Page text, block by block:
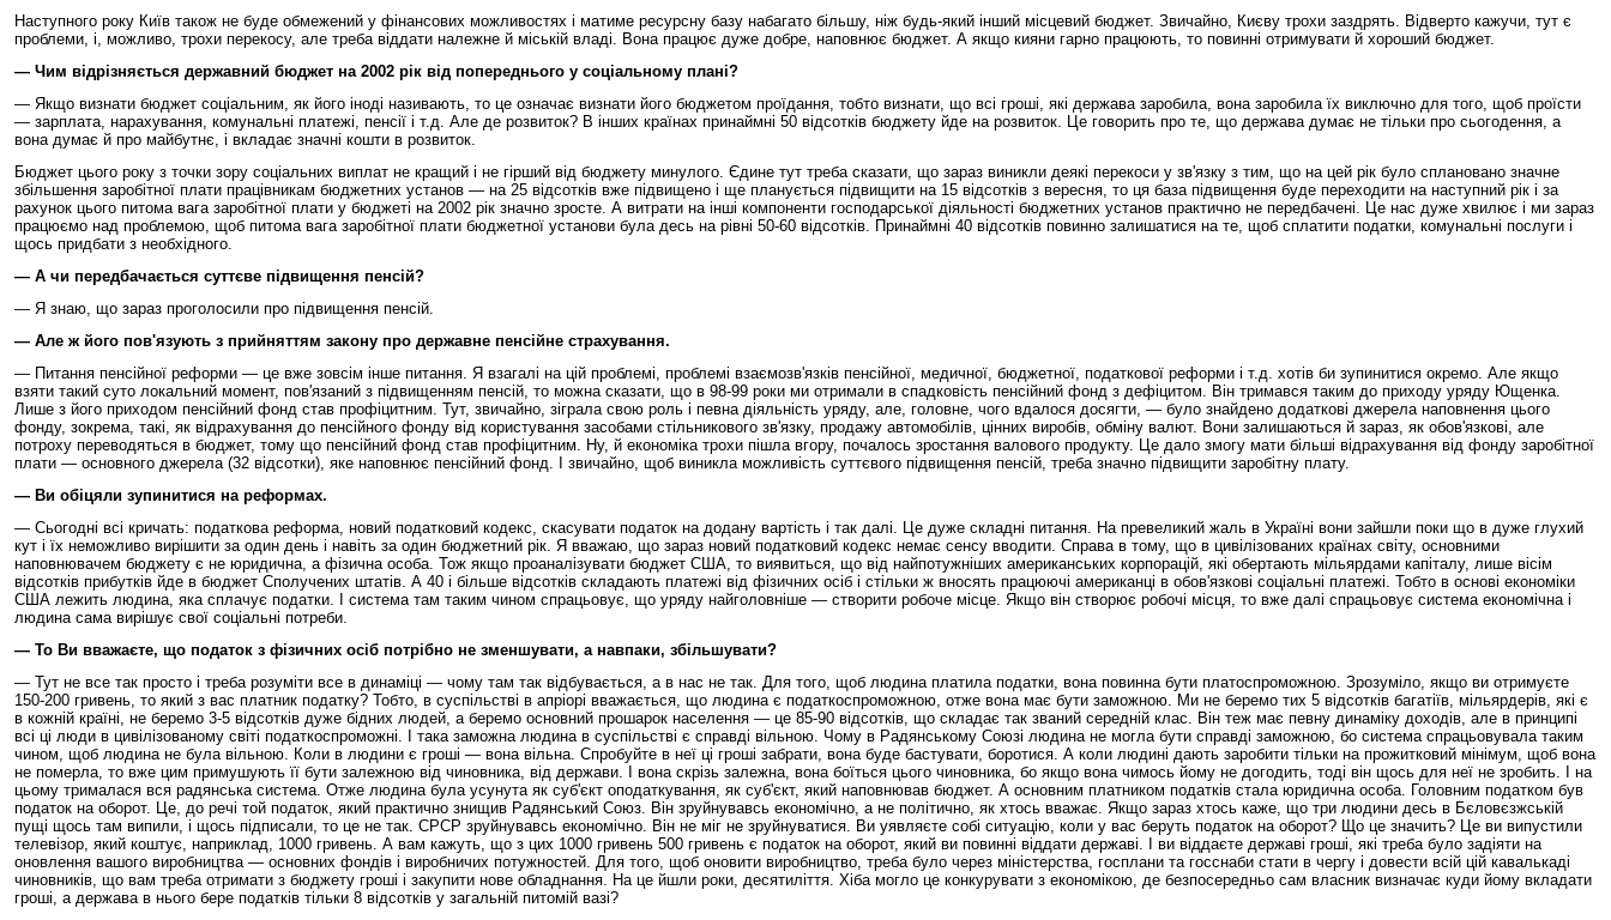
Наступного року Київ також не буде обмежений у фінансових можливостях і матиме ресурсну базу набагато більшу, ніж будь-який інший місцевий бюджет. Звичайно, Києву трохи заздрять. Відверто кажучи, тут є
проблеми, і, можливо, трохи перекосу, але треба віддати належне й міській владі. Вона працює дуже добре, наповнює бюджет. А якщо кияни гарно працюють, то повинні отримувати й хороший бюджет.
— Чим відрізняється державний бюджет на 2002 рік від попереднього у соціальному плані?
— Якщо визнати бюджет соціальним, як його іноді називають, то це означає визнати його бюджетом проїдання, тобто визнати, що всі гроші, які держава заробила, вона заробила їх виключно для того, щоб проїсти
— зарплата, нарахування, комунальні платежі, пенсії і т.д. Але де розвиток? В інших країнах принаймні 50 відсотків бюджету йде на розвиток. Це говорить про те, що держава думає не тільки про сьогодення, а
вона думає й про майбутнє, і вкладає значні кошти в розвиток.
Бюджет цього року з точки зору соціальних виплат не кращий і не гірший від бюджету минулого. Єдине тут треба сказати, що зараз виникли деякі перекоси у зв'язку з тим, що на цей рік було сплановано значне
збільшення заробітної плати працівникам бюджетних установ — на 25 відсотків вже підвищено і ще планується підвищити на 15 відсотків з вересня, то ця база підвищення буде переходити на наступний рік і за
рахунок цього питома вага заробітної плати у бюджеті на 2002 рік значно зросте. А витрати на інші компоненти господарської діяльності бюджетних установ практично не передбачені. Це нас дуже хвилює і ми зараз
працюємо над проблемою, щоб питома вага заробітної плати бюджетної установи була десь на рівні 50-60 відсотків. Принаймні 40 відсотків повинно залишатися на те, щоб сплатити податки, комунальні послуги і
щось придбати з необхідного.
— А чи передбачається суттєве підвищення пенсій?
— Я знаю, що зараз проголосили про підвищення пенсій.
— Але ж його пов'язують з прийняттям закону про державне пенсійне страхування.
— Питання пенсійної реформи — це вже зовсім інше питання. Я взагалі на цій проблемі, проблемі взаємозв'язків пенсійної, медичної, бюджетної, податкової реформи і т.д. хотів би зупинитися окремо. Але якщо
взяти такий суто локальний момент, пов'язаний з підвищенням пенсій, то можна сказати, що в 98-99 роки ми отримали в спадковість пенсійний фонд з дефіцитом. Він тримався таким до приходу уряду Ющенка.
Лише з його приходом пенсійний фонд став профіцитним. Тут, звичайно, зіграла свою роль і певна діяльність уряду, але, головне, чого вдалося досягти, — було знайдено додаткові джерела наповнення цього
фонду, зокрема, такі, як відрахування до пенсійного фонду від користування засобами стільникового зв'язку, продажу автомобілів, цінних виробів, обміну валют. Вони залишаються й зараз, як обов'язкові, але
потроху переводяться в бюджет, тому що пенсійний фонд став профіцитним. Ну, й економіка трохи пішла вгору, почалось зростання валового продукту. Це дало змогу мати більші відрахування від фонду заробітної
плати — основного джерела (32 відсотки), яке наповнює пенсійний фонд. І звичайно, щоб виникла можливість суттєвого підвищення пенсій, треба значно підвищити заробітну плату.
— Ви обіцяли зупинитися на реформах.
— Сьогодні всі кричать: податкова реформа, новий податковий кодекс, скасувати податок на додану вартість і так далі. Це дуже складні питання. На превеликий жаль в Україні вони зайшли поки що в дуже глухий
кут і їх неможливо вирішити за один день і навіть за один бюджетний рік. Я вважаю, що зараз новий податковий кодекс немає сенсу вводити. Справа в тому, що в цивілізованих країнах світу, основними
наповнювачем бюджету є не юридична, а фізична особа. Тож якщо проаналізувати бюджет США, то виявиться, що від найпотужніших американських корпорацій, які обертають мільярдами капіталу, лише вісім
відсотків прибутків йде в бюджет Сполучених штатів. А 40 і більше відсотків складають платежі від фізичних осіб і стільки ж вносять працюючі американці в обов'язкові соціальні платежі. Тобто в основі економіки
США лежить людина, яка сплачує податки. І система там таким чином спрацьовує, що уряду найголовніше — створити робоче місце. Якщо він створює робочі місця, то вже далі спрацьовує система економічна і
людина сама вирішує свої соціальні потреби.
— То Ви вважаєте, що податок з фізичних осіб потрібно не зменшувати, а навпаки, збільшувати?
— Тут не все так просто і треба розуміти все в динаміці — чому там так відбувається, а в нас не так. Для того, щоб людина платила податки, вона повинна бути платоспроможною. Зрозуміло, якщо ви отримуєте
150-200 гривень, то який з вас платник податку? Тобто, в суспільстві в апріорі вважається, що людина є податкоспроможною, отже вона має бути заможною. Ми не беремо тих 5 відсотків багатіїв, мільярдерів, які є
в кожній країні, не беремо 3-5 відсотків дуже бідних людей, а беремо основний прошарок населення — це 85-90 відсотків, що складає так званий середній клас. Він теж має певну динаміку доходів, але в принципі
всі ці люди в цивілізованому світі податкоспроможні. І така заможна людина в суспільстві є справді вільною. Чому в Радянському Союзі людина не могла бути справді заможною, бо система спрацьовувала таким
чином, щоб людина не була вільною. Коли в людини є гроші — вона вільна. Спробуйте в неї ці гроші забрати, вона буде бастувати, боротися. А коли людині дають заробити тільки на прожитковий мінімум, щоб вона
не померла, то вже цим примушують її бути залежною від чиновника, від держави. І вона скрізь залежна, вона боїться цього чиновника, бо якщо вона чимось йому не догодить, тоді він щось для неї не зробить. І на
цьому трималася вся радянська система. Отже людина була усунута як суб'єкт оподаткування, як суб'єкт, який наповнював бюджет. А основним платником податків стала юридична особа. Головним податком був
податок на оборот. Це, до речі той податок, який практично знищив Радянський Союз. Він зруйнувавсь економічно, а не політично, як хтось вважає. Якщо зараз хтось каже, що три людини десь в Бєловєзжській
пущі щось там випили, і щось підписали, то це не так. СРСР зруйнувавсь економічно. Він не міг не зруйнуватися. Ви уявляєте собі ситуацію, коли у вас беруть податок на оборот? Що це значить? Це ви випустили
телевізор, який коштує, наприклад, 1000 гривень. А вам кажуть, що з цих 1000 гривень 500 гривень є податок на оборот, який ви повинні віддати державі. І ви віддаєте державі гроші, які треба було задіяти на
оновлення вашого виробництва — основних фондів і виробничих потужностей. Для того, щоб оновити виробництво, треба було через міністерства, госплани та госснаби стати в чергу і довести всій цій кавалькаді
чиновників, що вам треба отримати з бюджету гроші і закупити нове обладнання. На це йшли роки, десятиліття. Хіба могло це конкурувати з економікою, де безпосередньо сам власник визначає куди йому вкладати
гроші, а держава в нього бере податків тільки 8 відсотків у загальній питомій вазі?